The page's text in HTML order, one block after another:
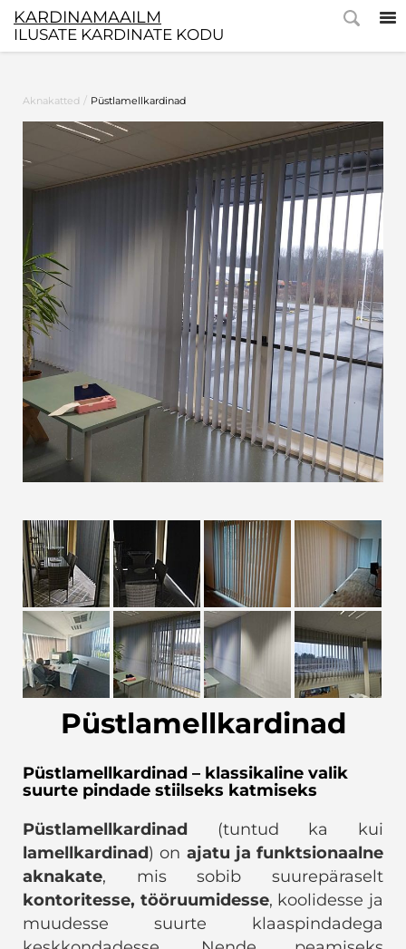
KARDINAMAAILM
ILUSATE KARDINATE KODU
Aknakatted / Püstlamellkardinad
Püstlamellkardinad
Püstlamellkardinad – klassikaline valik
suurte pindade stiilseks katmiseks
Püstlamellkardinad (tuntud ka kui
lamellkardinad) on ajatu ja funktsionaalne
aknakate, mis sobib suurepäraselt
kontoritesse, tööruumidesse, koolidesse ja
muudesse suurte klaaspindadega